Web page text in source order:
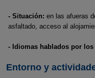
- Situación: en las afueras
asfaltado, acceso al
- Idiomas hablados por
Entorno y